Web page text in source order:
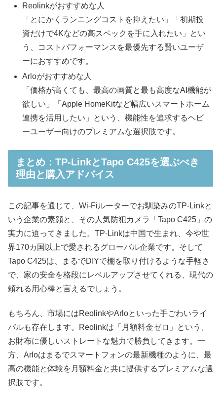
Reolinkがおすすめな人
「とにかくランニングコストを抑えたい」「初期投
資だけで4Kなどの高スペックを手に入れたい」とい
う、コストパフォーマンスを最優先する賢いユーザ
ーにおすすめです。
Arloがおすすめな人
「価格が高くても、最高の画質と最も高度なAI機能が
欲しい」「Apple HomeKitなど幅広いスマートホーム
連携を活用したい」という、機能性を追求するヘビ
ーユーザー向けのプレミアムな選択肢です。
まとめ：TP-LinkとTapo C425を選ぶべき
理由と購入アドバイス
この記事を通じて、Wi-Fiルーターでお馴染みのTP-Linkと
いう企業の素顔と、その人気防犯カメラ「Tapo C425」の
実力に迫ってきました。TP-Linkは中国で生まれ、今や世
界170カ国以上で愛されるグローバル企業です。そして
Tapo C425は、まるでDIYで棚を取り付けるような手軽さ
で、家の安全を格段にレベルアップさせてくれる、現代の
頼れる用心棒と言えるでしょう。
もちろん、市場にはReolinkやArloといった手ごわいライ
バルも存在します。Reolinkは「月額料金ゼロ」という、
お財布に優しいストレートな魅力で勝負してきます。一
方、Arloはまるでスマートフォンの最新機種のように、最
高の機能と体験を月額料金と共に提供するプレミアムな選
択肢です。